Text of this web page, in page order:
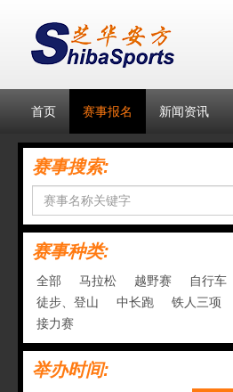
首页 赛事报名 新闻资讯
赛事搜索:
赛事种类:
全部 马拉松 越野赛
自行车
徒步、登山
中长跑 铁人三项
接力赛
举办时间: